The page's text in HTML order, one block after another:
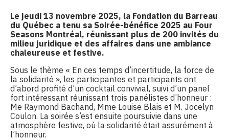
Le jeudi 13 novembre 2025, la Fondation du Barreau
du Québec a tenu sa Soirée-bénéfice 2025 au Four
Seasons Montréal, réunissant plus de 200 invités du
milieu juridique et des affaires dans une ambiance
chaleureuse et festive.
Sous le thème « En ces temps d’incertitude, la force de
la solidarité », les participantes et participants ont
d’abord profité d’un cocktail convivial, suivi d’un panel
fort intéressant réunissant trois panélistes d’honneur :
Me Raymond Bachand, Mme Louise Blais et M. Jocelyn
Coulon. La soirée s’est ensuite poursuivie dans une
atmosphère festive, où la solidarité était assurément à
l’honneur.